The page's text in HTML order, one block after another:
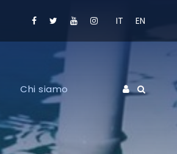
IT EN
Chi siamo